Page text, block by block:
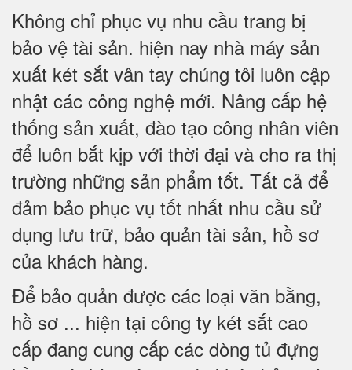
Không chỉ phục vụ nhu cầu trang bị
bảo vệ tài sản. hiện nay nhà máy sản
xuất két sắt vân tay chúng tôi luôn cập
nhật các công nghệ mới. Nâng cấp hệ
thống sản xuất, đào tạo công nhân viên
để luôn bắt kịp với thời đại và cho ra thị
trường những sản phẩm tốt. Tất cả để
đảm bảo phục vụ tốt nhất nhu cầu sử
dụng lưu trữ, bảo quản tài sản, hồ sơ
của khách hàng.
Để bảo quản được các loại văn bằng,
hồ sơ ... hiện tại công ty két sắt cao
cấp đang cung cấp các dòng tủ đựng